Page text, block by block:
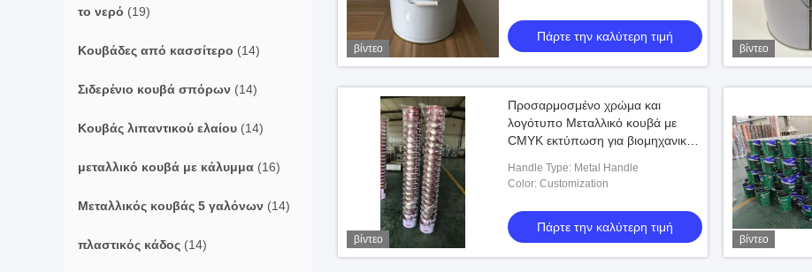
το νερό (19)
Κουβάδες από κασσίτερο (14)
Σιδερένιο κουβά σπόρων (14)
Κουβάς λιπαντικού ελαίου (14)
μεταλλικό κουβά με κάλυμμα (16)
Μεταλλικός κουβάς 5 γαλόνων (14)
πλαστικός κάδος (14)
βίντεο
Πάρτε την καλύτερη τιμή
βίντεο
βίντεο
Προσαρμοσμένο χρώμα και
λογότυπο Μεταλλικό κουβά με
CMYK εκτύπωση για βιομηχανική
Handle Type: Metal Handle
Color: Customization
Πάρτε την καλύτερη τιμή
βίντεο